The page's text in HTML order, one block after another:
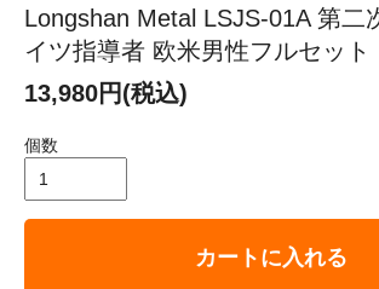
Longshan Metal LSJS-01A 第二
イツ指導者 欧米男性フルセット
13,980円(税込)
個数
カートに入れる